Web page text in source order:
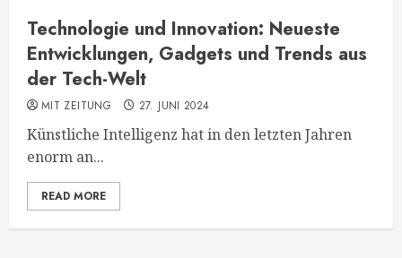
Technologie und Innovation: Neueste
Entwicklungen, Gadgets und Trends aus
der Tech-Welt
MIT ZEITUNG 27. JUNI 2024
Künstliche Intelligenz hat in den letzten Jahren
enorm an...
READ MORE